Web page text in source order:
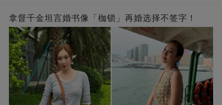
拿督千金坦言婚书像「枷锁」再婚选择不签字！